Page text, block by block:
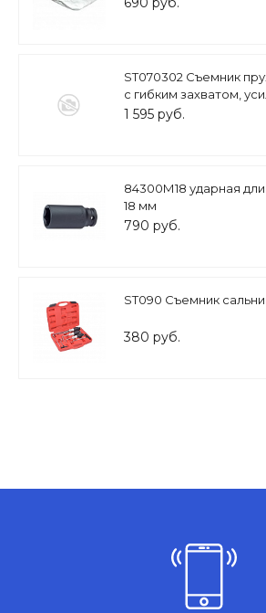
ST070302 Съемник
с гибким захватом,
1 595 руб.
84300М18 ударная
18 мм
790 руб.
ST090 Съемник
380 руб.